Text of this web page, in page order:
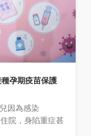
孕期疫苗保護
因為感染
院，身陷重症甚